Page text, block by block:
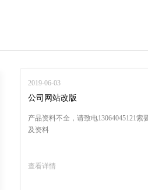
2019-06-03
公司网站改版
产品资料不全，请致电13064045121索
及资料
查看详情